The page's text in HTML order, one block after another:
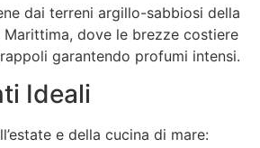
dai terreni argillo-sabbiosi della
Marittima, dove le brezze costiere
garantendo profumi intensi.
Ideali
e della cucina di mare: